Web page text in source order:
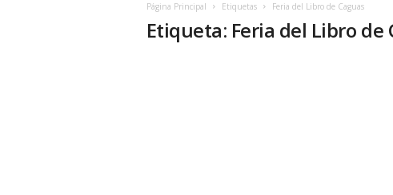
Página Principal Etiquetas Feria del Libro de Caguas
Etiqueta: Feria del Libro de